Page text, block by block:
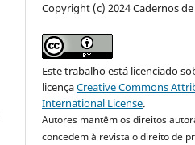
Copyright (c) 2024 Cadernos
Este trabalho está licenciado
licençaCreative Commons
International License.
Autores mantêm os direitos
concedem à revista o direito de